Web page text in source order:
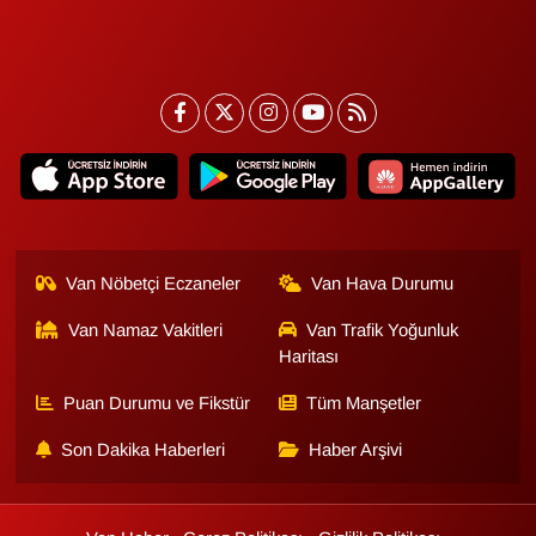
Van Nöbetçi Eczaneler Van Hava Durumu
Van Namaz Vakitleri
Van Trafik Yoğunluk
Haritası
Puan Durumu ve Fikstür Tüm Manşetler
Son Dakika Haberleri Haber Arşivi
TEBRİK
Turizm
Vasıta
YAŞAM